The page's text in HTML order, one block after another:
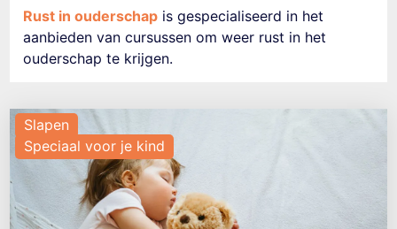
Rust in ouderschap is gespecialiseerd in het
aanbieden van cursussen om weer rust in het
ouderschap te krijgen.
Slapen
Speciaal voor je kind